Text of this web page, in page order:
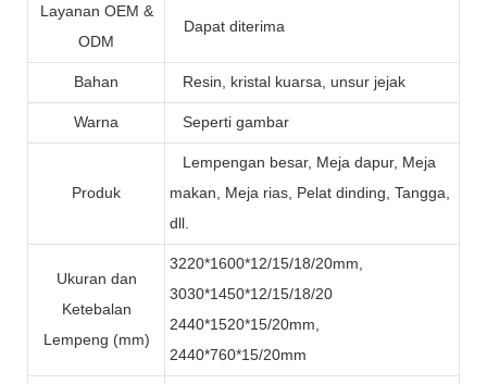
Layanan OEM &
ODM
Dapat diterima
Bahan Resin, kristal kuarsa, unsur jejak
Warna Seperti gambar
Produk
Lempengan besar, Meja dapur, Meja
makan, Meja rias, Pelat dinding, Tangga,
dll.
Ukuran dan
Ketebalan
Lempeng (mm)
3220*1600*12/15/18/20mm,
3030*1450*12/15/18/20
2440*1520*15/20mm,
2440*760*15/20mm